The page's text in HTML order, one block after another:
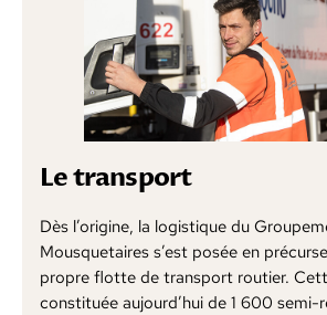
Le transport
Dès l’origine, la logistique du
Mousquetaires s’est posée en
propre flotte de transport routier.
constituée aujourd’hui de 1 600 semi-